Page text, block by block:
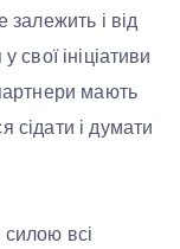
залежить і від
свої ініціативи
мають
сідати і думати
всі